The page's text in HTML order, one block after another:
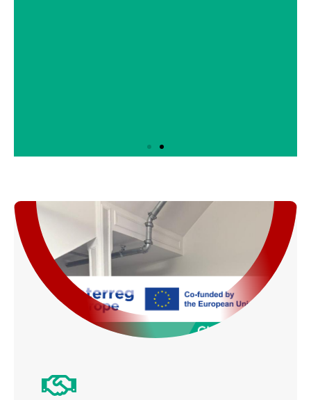
Auf dem One-Pager finden Sie alle wichtigen
Informationen zum Interreg Europe Projekt -
CHARGE
Jetzt herunterladen